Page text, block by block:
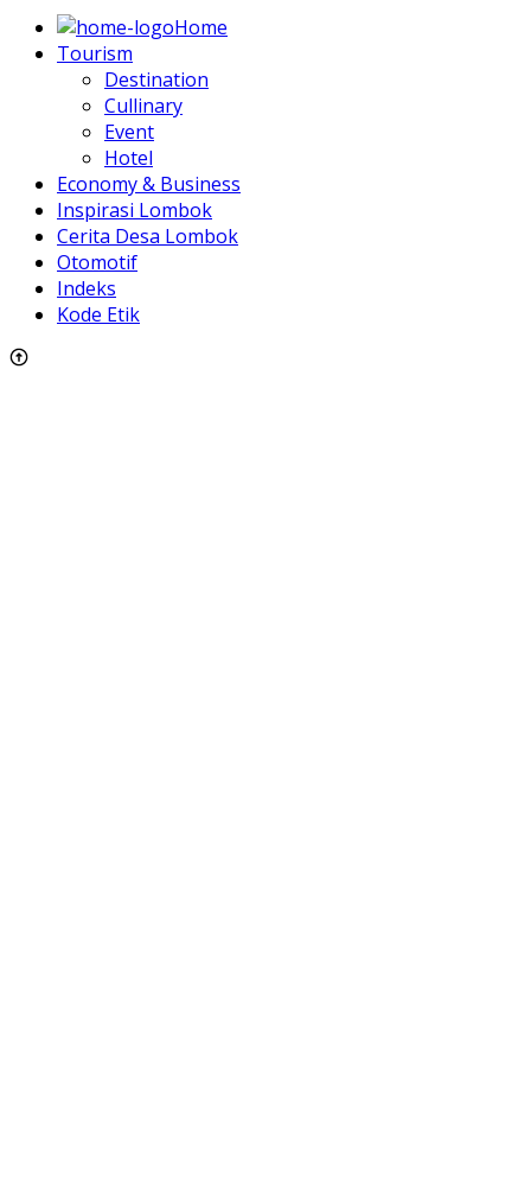
Home
Tourism
Destination
Cullinary
Event
Hotel
Economy & Business
Inspirasi Lombok
Cerita Desa Lombok
Otomotif
Indeks
Kode Etik